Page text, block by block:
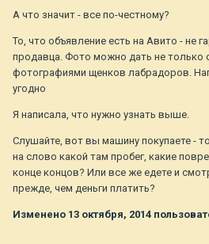
А что значит - все по-честному?
То, что объявление есть на Авито - не
продавца. Фото можно дать не только
фотографиями щенков лабрадоров.
угодно
Я написала, что нужно узнать выше.
Слушайте, вот вы машину покупаете -
на слово какой там пробег, какие
конце концов? Или все же едете и
прежде, чем деньги платить?
Изменено 13 октября, 2014